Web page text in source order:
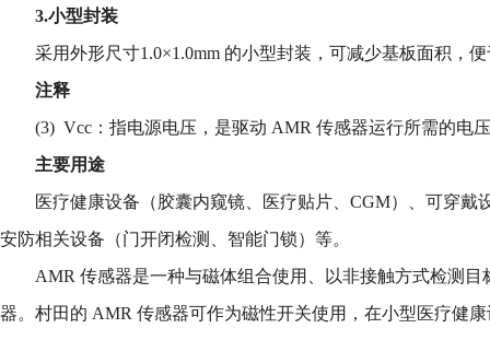
3.小型封装
采用外形尺寸1.0×1.0mm 的小型封装，可减少基板面积，
注释
(3) Vcc：指电源电压，是驱动 AMR 传感器运行所需的电
主要用途
医疗健康设备（胶囊内窥镜、医疗贴片、CGM）、可穿戴
安防相关设备（门开闭检测、智能门锁）等。
AMR 传感器是一种与磁体组合使用、以非接触方式检测
器。村田的 AMR 传感器可作为磁性开关使用，在小型医疗健